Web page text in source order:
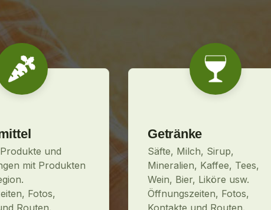
und
mit Produkten
Fotos,
Getränke
Säfte, Milch, Sirup,
Mineralien, Kaffee, Tees,
Wein, Bier, Liköre usw.
Öffnungszeiten, Fotos,